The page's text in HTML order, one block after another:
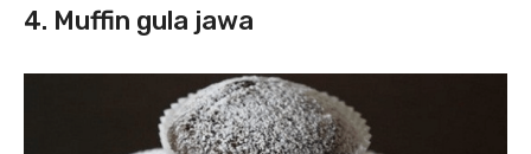
4. Muffin gula jawa